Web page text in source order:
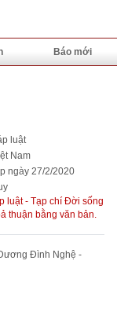
Báo mới
luật
Nam
ngày 27/2/2020
luật - Tạp chí Đời sống
thuận bằng văn bản.
Đình Nghệ -